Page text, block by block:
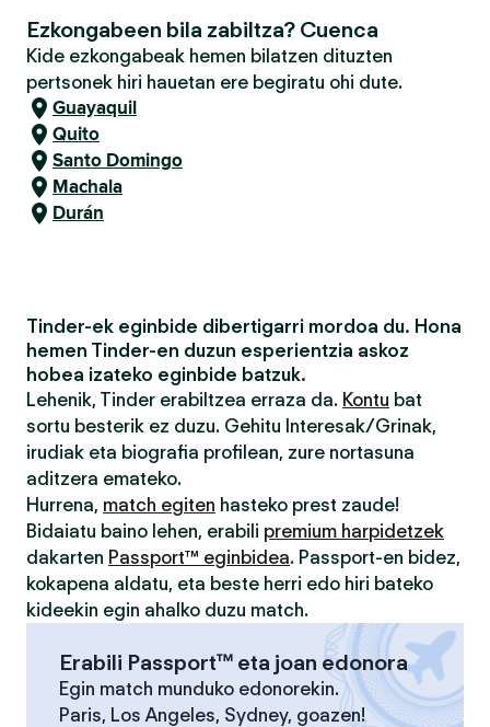
Ezkongabeen bila zabiltza? Cuenca
Kide ezkongabeak hemen bilatzen dituzten
pertsonek hiri hauetan ere begiratu ohi dute.
Guayaquil
Quito
Santo Domingo
Machala
Durán
Tinder-ek eginbide dibertigarri mordoa du. Hona
hemen Tinder-en duzun esperientzia askoz
hobea izateko eginbide batzuk.
Lehenik, Tinder erabiltzea erraza da. Kontu bat
sortu besterik ez duzu. Gehitu Interesak/Grinak,
irudiak eta biografia profilean, zure nortasuna
aditzera emateko.
Hurrena, match egiten hasteko prest zaude!
Bidaiatu baino lehen, erabili premium harpidetzek
dakarten Passport™ eginbidea. Passport-en bidez,
kokapena aldatu, eta beste herri edo hiri bateko
kideekin egin ahalko duzu match.
Erabili Passport™ eta joan edonora
Egin match munduko edonorekin.
Paris, Los Angeles, Sydney, goazen!